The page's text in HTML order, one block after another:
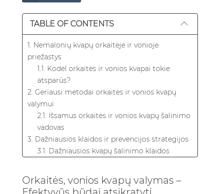
TABLE OF CONTENTS
1. Nemalonių kvapų orkaitėje ir vonioje
priežastys
1.1. Kodėl orkaitės ir vonios kvapai tokie
atsparūs?
2. Geriausi metodai orkaitės ir vonios kvapų
valymui
2.1. Išsamus orkaitės ir vonios kvapų šalinimo
vadovas
3. Dažniausios klaidos ir prevencijos strategijos
3.1. Dažniausios kvapų šalinimo klaidos
švarumui
4. Rekomenduojami produktai ilgalaikiam
Orkaitės, vonios kvapų valymas –